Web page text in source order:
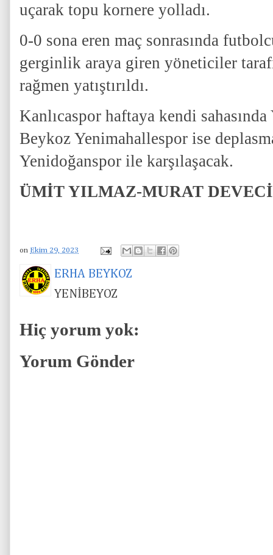
uçarak topu kornere yolladı.
0-0 sona eren maç sonrasında
gerginlik araya giren yöneticiler
rağmen yatıştırıldı.
Kanlıcaspor haftaya kendi
Beykoz Yenimahallespor ise
Yenidoğanspor ile karşılaşacak.
ÜMİT YILMAZ-MURAT DEVECİ
on Ekim 29, 2023
ERHA BEYKOZ
YENİBEYOZ
Hiç yorum yok:
Yorum Gönder